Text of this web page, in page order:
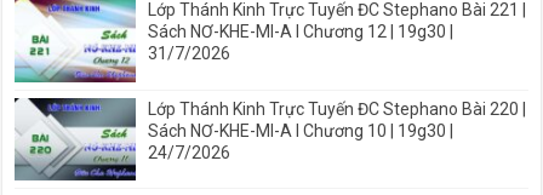
Lớp Thánh Kinh Trực Tuyến ĐC Stephano Bài 221 |
Sách NƠ-KHE-MI-A I Chương 12 | 19g30 |
31/7/2026
Lớp Thánh Kinh Trực Tuyến ĐC Stephano Bài 220 |
Sách NƠ-KHE-MI-A I Chương 10 | 19g30 |
24/7/2026